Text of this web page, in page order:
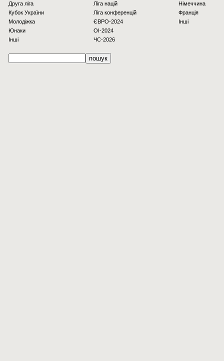
Друга ліга
Кубок України
Молодіжка
Юнаки
Інші
Ліга націй
Ліга конференцій
ЄВРО-2024
OI-2024
ЧС-2026
Німеччина
Франція
Інші